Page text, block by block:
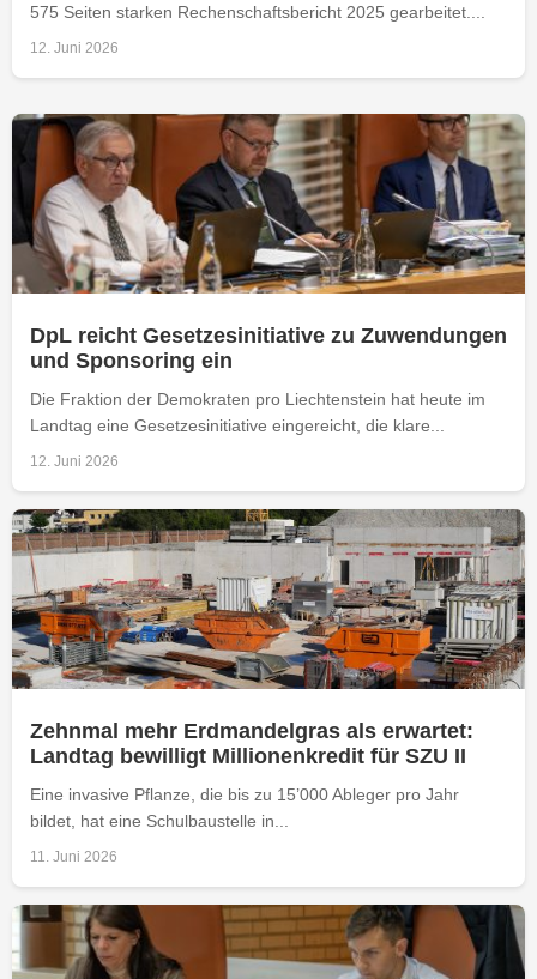
575 Seiten starken Rechenschaftsbericht 2025 gearbeitet....
12. Juni 2026
DpL reicht Gesetzesinitiative zu Zuwendungen
und Sponsoring ein
Die Fraktion der Demokraten pro Liechtenstein hat heute im
Landtag eine Gesetzesinitiative eingereicht, die klare...
12. Juni 2026
Zehnmal mehr Erdmandelgras als erwartet:
Landtag bewilligt Millionenkredit für SZU II
Eine invasive Pflanze, die bis zu 15’000 Ableger pro Jahr
bildet, hat eine Schulbaustelle in...
11. Juni 2026